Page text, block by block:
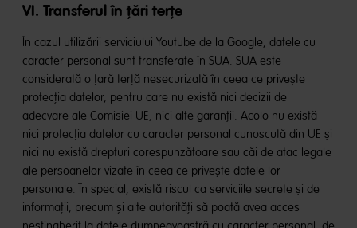
VI. Transferul în țări terțe
În cazul utilizării serviciului Youtube de la Google, datele cu
caracter personal sunt transferate în SUA. SUA este
considerată o țară terță nesecurizată în ceea ce privește
protecția datelor, pentru care nu există nici decizii de
adecvare ale Comisiei UE, nici alte garanții. Acolo nu există
nici protecția datelor cu caracter personal cunoscută din UE și
nici nu există drepturi corespunzătoare sau căi de atac legale
ale persoanelor vizate în ceea ce privește datele lor
personale. În special, există riscul ca serviciile secrete și de
informații, precum și alte autorități să poată avea acces